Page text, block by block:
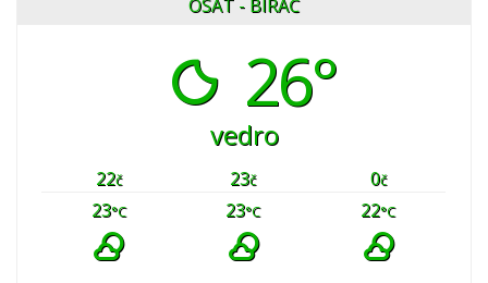
OSAT - BIRAČ
26°
vedro
22č 23č 0č
23°C 23°C 22°C